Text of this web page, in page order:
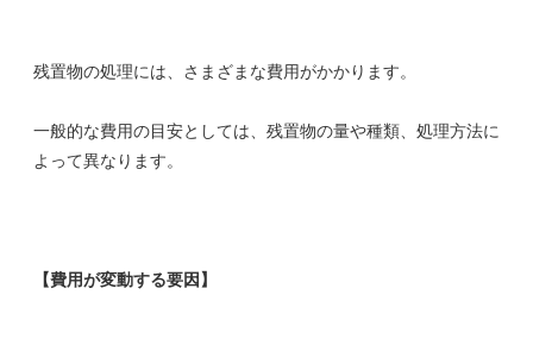
残置物の処理には、さまざまな費用がかかります。
一般的な費用の目安としては、残置物の量や種類、処理方法に
よって異なります。
【費用が変動する要因】